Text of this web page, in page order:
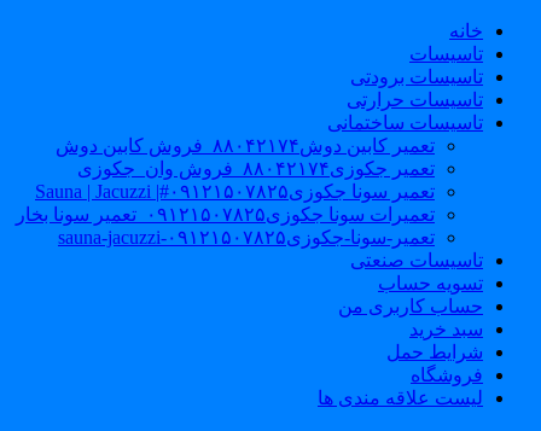
خانه
تاسیسات
تاسیسات برودتی
تاسیسات حرارتی
تاسیسات ساختمانی
تعمیر کابین دوش۸۸۰۴۲۱۷۴_فروش کابین دوش
تعمیر جکوزی۸۸۰۴۲۱۷۴_فروش وان_جکوزی
تعمیر سونا جکوزی۰۹۱۲۱۵۰۷۸۲۵#| Sauna | Jacuzzi
تعمیرات سونا جکوزی۰۹۱۲۱۵۰۷۸۲۵_تعمیر سونا بخار
تعمیر-سونا-جکوزی۰۹۱۲۱۵۰۷۸۲۵-sauna-jacuzzi
تاسیسات صنعتی
تسویه حساب
حساب کاربری من
سبد خرید
شرایط حمل
فروشگاه
لیست علاقه مندی ها